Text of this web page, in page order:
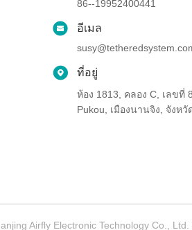
86--19952400441
อีเมล
ที่อยู่
ห้อง 1813, คลอง C, เลขที่
Pukou, เมืองนานจิง, จังหวั
Airfly Electronic Technology Co., Ltd.